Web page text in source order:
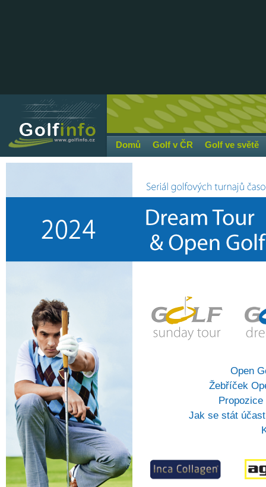
Domů Golf v ČR Golf ve světě
Open
Žebříček
Jak se stát